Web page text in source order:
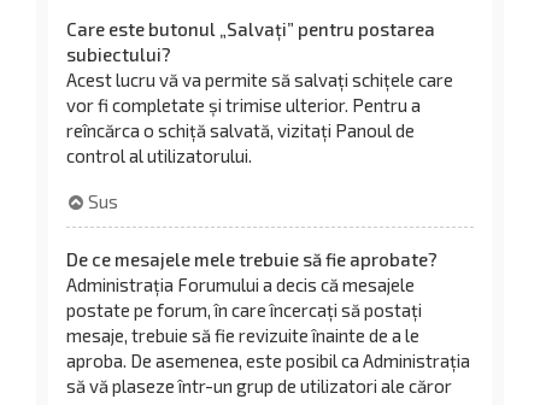
Care este butonul „Salvați” pentru postarea
subiectului?
Acest lucru vă va permite să salvați schițele care
vor fi completate și trimise ulterior. Pentru a
reîncărca o schiță salvată, vizitați Panoul de
control al utilizatorului.
Sus
De ce mesajele mele trebuie să fie aprobate?
Administrația Forumului a decis că mesajele
postate pe forum, în care încercați să postați
mesaje, trebuie să fie revizuite înainte de a le
aproba. De asemenea, este posibil ca Administrația
să vă plaseze într-un grup de utilizatori ale căror